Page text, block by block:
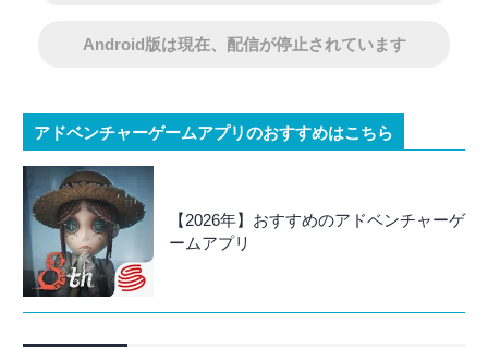
Android版は現在、配信が停止されています
アドベンチャーゲームアプリのおすすめはこちら
【2026年】おすすめのアドベンチャーゲ
ームアプリ